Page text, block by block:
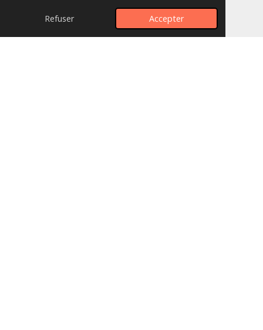
Refuser Accepter
E-mail Facebook